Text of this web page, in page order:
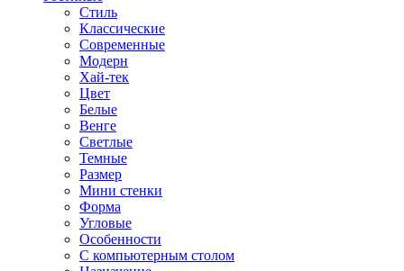
Стиль
Классические
Современные
Модерн
Хай-тек
Цвет
Белые
Венге
Светлые
Темные
Размер
Мини стенки
Форма
Угловые
Особенности
С компьютерным столом